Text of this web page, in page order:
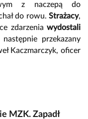
z naczepą do
do rowu. Strażacy,
zdarzenia wydostali
przekazany
Kaczmarczyk, oficer
MZK. Zapadł